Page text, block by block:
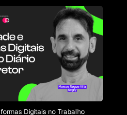
Digitais no Trabalho